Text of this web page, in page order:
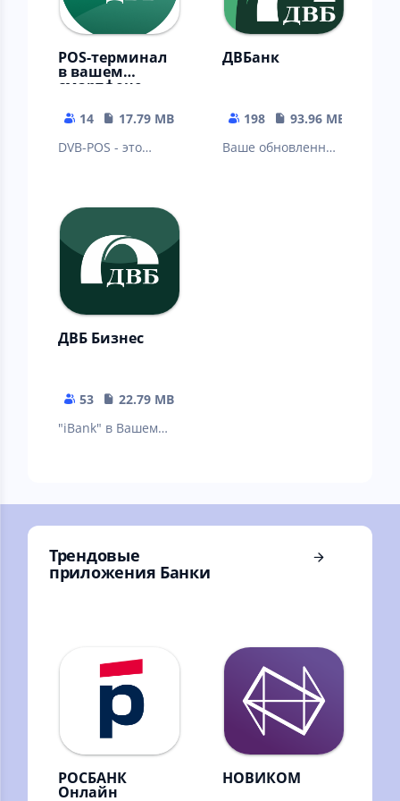
POS-терминал
в вашем
смартфоне
14
17.79 MB
DVB-POS - это
бесконтактных
платежей.
ДВБанк
198
93.96 MB
Ваше обновленное
ДВБ Бизнес
53
22.79 MB
"iBank" в Вашем
Трендовые
приложения Банки
РОСБАНК
Онлайн
НОВИКОМ